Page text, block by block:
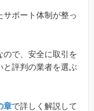
サポート体制が整っ
ので、安全に取引を
と評判の業者を選ぶ
章で詳しく解説して